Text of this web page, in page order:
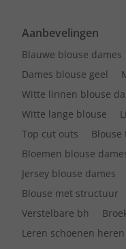
Aanbevelingen
Blauwe blouse dames
Dames blouse geel
Witte linnen blouse
Witte lange blouse
Top cut outs
Blouse
Bloemen blouse
Jersey blouse dames
Blouse met structuur
Verstelbare bh
Leren schoenen